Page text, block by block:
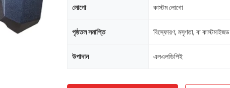
লোগো কাস্টম লোগো
পৃষ্ঠতল সমাপ্তি বিস্ফোরণ, মসৃণতা, বা কাস্টমাইজড
উপাদান এলএলডিপিই